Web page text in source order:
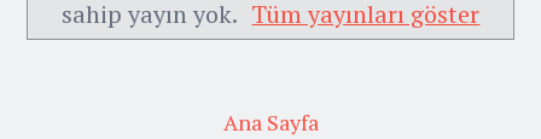
sahip yayın yok. Tüm yayınları göster
Ana Sayfa